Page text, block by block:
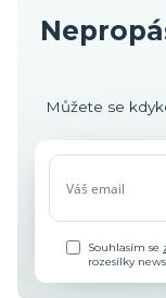
Můžete se
Souhlasím se
rozesílky